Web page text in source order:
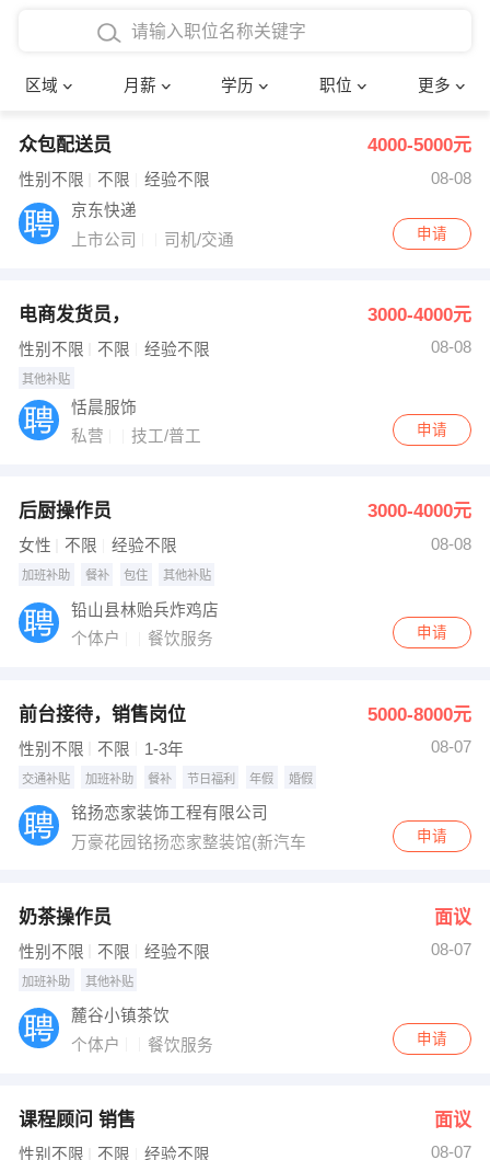
区域 月薪 学历 职位 更多
4000-5000元
8000-12000元
12000-20000元
博士
文员 护士
财务会计
网络IT 保健按摩
快递员
收银员 技术员/工程师
出纳 保险
编辑
保洁
其他职位
确定
众包配送员 4000-5000元
性别不限 不限 经验不限
08-08
京东快递
上市公司
司机/交通 申请
电商发货员， 3000-4000元
性别不限 不限 经验不限 08-08
其他补贴
恬晨服饰
私营
技工/普工 申请
后厨操作员 3000-4000元
女性 不限 经验不限 08-08
加班补助 餐补 包住 其他补贴
铅山县林贻兵炸鸡店
个体户
餐饮服务 申请
前台接待，销售岗位 5000-8000元
性别不限 不限 1-3年 08-07
交通补贴 加班补助 餐补 节日福利 年假 婚假
铭扬恋家装饰工程有限公司
万豪花园铭扬恋家整装馆(新汽车站后面)
申请
奶茶操作员 面议
性别不限 不限 经验不限 08-07
加班补助 其他补贴
麓谷小镇茶饮
个体户
餐饮服务 申请
课程顾问 销售 面议
性别不限 不限 经验不限
08-07